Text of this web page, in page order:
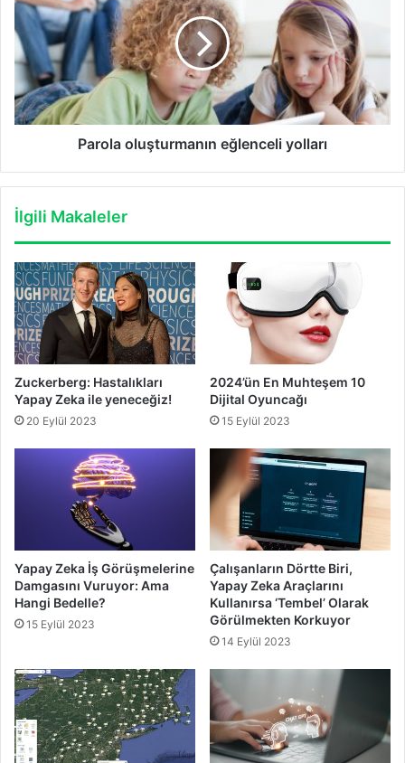
eğlenceli
yolları
Parola oluşturmanın eğlenceli yolları
İlgili Makaleler
Zuckerberg: Hastalıkları
Yapay Zeka ile yeneceğiz!
20 Eylül 2023
2024’ün En Muhteşem 10
Dijital Oyuncağı
15 Eylül 2023
Yapay Zeka İş Görüşmelerine
Damgasını Vuruyor: Ama
Hangi Bedelle?
15 Eylül 2023
Çalışanların Dörtte Biri,
Yapay Zeka Araçlarını
Kullanırsa ‘Tembel’ Olarak
Görülmekten Korkuyor
14 Eylül 2023